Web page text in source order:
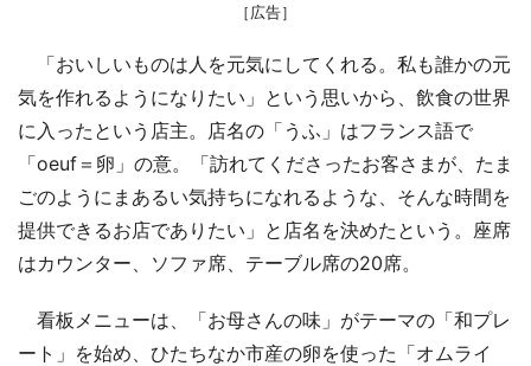
［広告］
「おいしいものは人を元気にしてくれる。私も誰かの元
気を作れるようになりたい」という思いから、飲食の世界
に入ったという店主。店名の「うふ」はフランス語で
「oeuf＝卵」の意。「訪れてくださったお客さまが、たま
ごのようにまあるい気持ちになれるような、そんな時間を
提供できるお店でありたい」と店名を決めたという。座席
はカウンター、ソファ席、テーブル席の20席。
看板メニューは、「お母さんの味」がテーマの「和プレ
ート」を始め、ひたちなか市産の卵を使った「オムライ